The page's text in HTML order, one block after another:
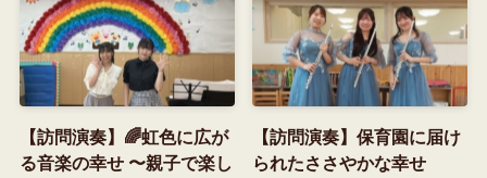
【訪問演奏】🌈虹色に広が
る音楽の幸せ 〜親子で楽し
【訪問演奏】保育園に届け
られたささやかな幸せ